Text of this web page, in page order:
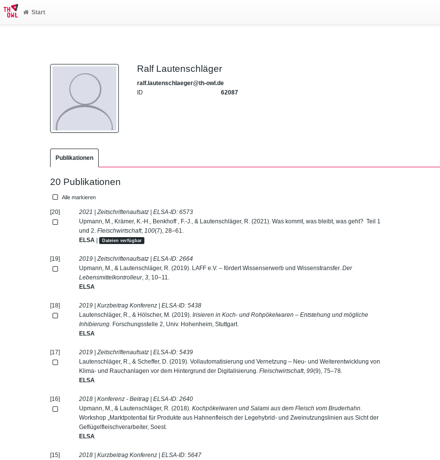
Start
Ralf Lautenschläger
ralf.lautenschlaeger@th-owl.de
ID
62087
Publikationen
20 Publikationen
Alle markieren
[20] 2021 | Zeitschriftenaufsatz | ELSA-ID:6573
Upmann, M., Krämer, K.-H., Benkhoff , F.-J., & Lautenschläger, R. (2021). Was kommt, was bleibt, was geht? Teil 1
und 2.Fleischwirtschaft, 100(7), 28–61.
ELSA | Dateien verfügbar
[19] 2019 | Zeitschriftenaufsatz | ELSA-ID:2664
Upmann, M., & Lautenschläger, R. (2019). LAFF e.V. – fördert Wissenserwerb und Wissenstransfer.Der
Lebensmittelkontrolleur,3 , 10–11.
ELSA
[18] 2019 | Kurzbeitrag Konferenz | ELSA-ID:5438
Lautenschläger, R., & Hölscher, M. (2019).Irisieren in Koch- und Rohpökelwaren – Entstehung und mögliche
Inhibierung . Forschungsstelle 2, Univ. Hohenheim, Stuttgart.
ELSA
[17] 2019 | Zeitschriftenaufsatz | ELSA-ID:5439
Lautenschläger, R., & Scheffer, D. (2019). Vollautomatisierung und Vernetzung – Neu- und Weiterentwicklung von
Klima- und Rauchanlagen vor dem Hintergrund der Digitalisierung.Fleischwirtschaft,99(9), 75–78.
ELSA
[16] 2018 | Konferenz - Beitrag | ELSA-ID:2640
Upmann, M., & Lautenschläger, R. (2018).Kochpökelwaren und Salami aus dem Fleisch vom Bruderhahn
Workshop „Marktpotential für Produkte aus Hahnenfleisch der Legehybrid- und Zweinutzungslinien aus Sicht der
Geflügelfleischverarbeiter, Soest.
ELSA
[15] 2018 | Kurzbeitrag Konferenz | ELSA-ID:5647